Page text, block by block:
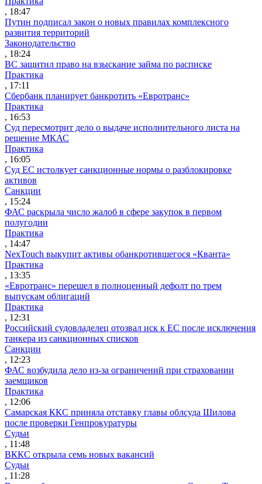
, 18:47
Путин подписал закон о новых правилах комплексного
развития территорий
Законодательство
, 18:24
ВС защитил право на взыскание займа по расписке
Практика
, 17:11
Сбербанк планирует банкротить «Евротранс»
Практика
, 16:53
Суд пересмотрит дело о выдаче исполнительного листа на
решение МКАС
Практика
, 16:05
Суд ЕС истолкует санкционные нормы о разблокировке
активов
Санкции
, 15:24
ФАС раскрыла число жалоб в сфере закупок в первом
полугодии
Практика
, 14:47
NexTouch выкупит активы обанкротившегося «Кванта»
Практика
, 13:35
«Евротранс» перешел в полноценный дефолт по трем
выпускам облигаций
Практика
, 12:31
Российский судовладелец отозвал иск к ЕС после исключения
танкера из санкционных списков
Санкции
, 12:23
ФАС возбудила дело из-за ограничений при страховании
заемщиков
Практика
, 12:06
Самарская ККС приняла отставку главы облсуда Шилова
после проверки Генпрокуратуры
Судьи
, 11:48
ВККС открыла семь новых вакансий
Судьи
, 11:28